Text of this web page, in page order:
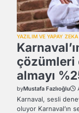
YAZILIM VE YAPAY ZEKA
çözümleri
almayı
byMustafa Fazlıoğlu
Karnaval, sesli
oluyor Karnaval’ın